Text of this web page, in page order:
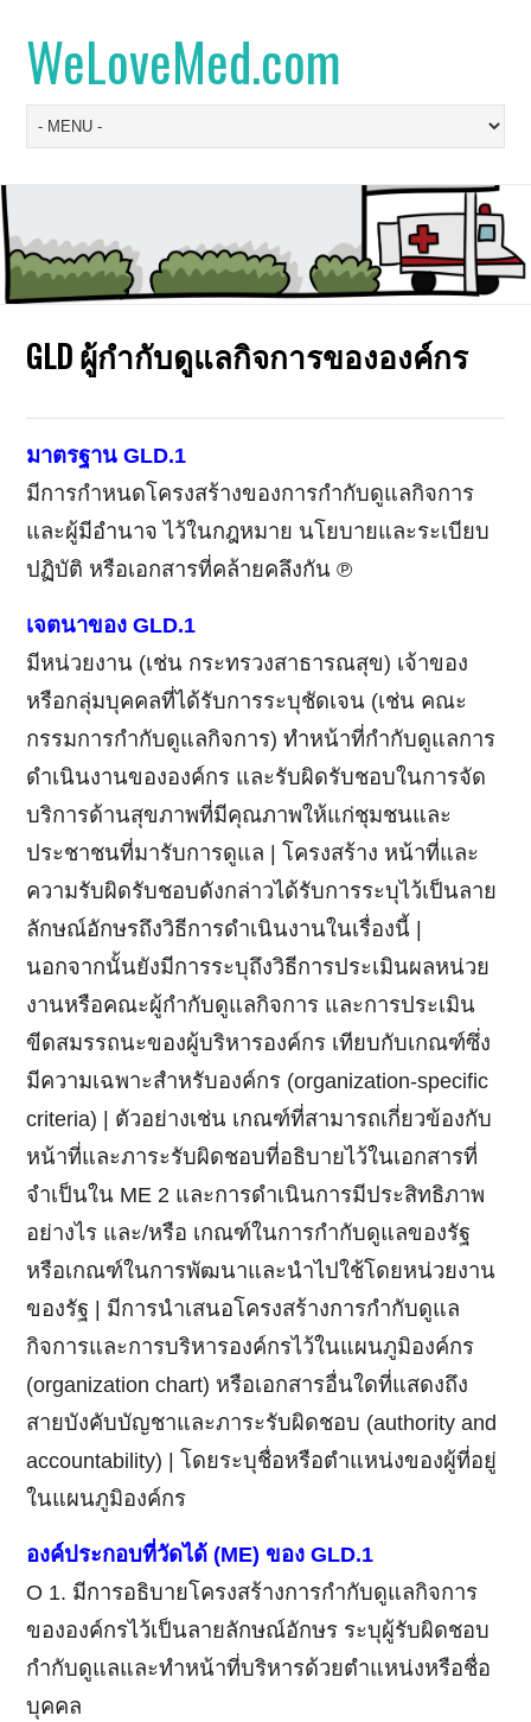
WeLoveMed.com
GLD ผู้กำกับดูแลกิจการขององค์กร
มาตรฐาน GLD.1
มีการกำหนดโครงสร้างของการกำกับดูแลกิจการ
และผู้มีอำนาจ ไว้ในกฎหมาย นโยบายและระเบียบ
ปฏิบัติ หรือเอกสารที่คล้ายคลึงกัน ℗
เจตนาของ GLD.1
มีหน่วยงาน (เช่น กระทรวงสาธารณสุข) เจ้าของ
หรือกลุ่มบุคคลที่ได้รับการระบุชัดเจน (เช่น คณะ
กรรมการกำกับดูแลกิจการ) ทำหน้าที่กำกับดูแลการ
ดำเนินงานขององค์กร และรับผิดรับชอบในการจัด
บริการด้านสุขภาพที่มีคุณภาพให้แก่ชุมชนและ
ประชาชนที่มารับการดูแล | โครงสร้าง หน้าที่และ
ความรับผิดรับชอบดังกล่าวได้รับการระบุไว้เป็นลาย
ลักษณ์อักษรถึงวิธีการดำเนินงานในเรื่องนี้ |
นอกจากนั้นยังมีการระบุถึงวิธีการประเมินผลหน่วย
งานหรือคณะผู้กำกับดูแลกิจการ และการประเมิน
ขีดสมรรถนะของผู้บริหารองค์กร เทียบกับเกณฑ์ซึ่ง
มีความเฉพาะสำหรับองค์กร (organization-specific
criteria) | ตัวอย่างเช่น เกณฑ์ที่สามารถเกี่ยวข้องกับ
หน้าที่และภาระรับผิดชอบที่อธิบายไว้ในเอกสารที่
จำเป็นใน ME 2 และการดำเนินการมีประสิทธิภาพ
อย่างไร และ/หรือ เกณฑ์ในการกำกับดูแลของรัฐ
หรือเกณฑ์ในการพัฒนาและนำไปใช้โดยหน่วยงาน
ของรัฐ | มีการนำเสนอโครงสร้างการกำกับดูแล
กิจการและการบริหารองค์กรไว้ในแผนภูมิองค์กร
(organization chart) หรือเอกสารอื่นใดที่แสดงถึง
สายบังคับบัญชาและภาระรับผิดชอบ (authority and
accountability) | โดยระบุชื่อหรือตำแหน่งของผู้ที่อยู่
ในแผนภูมิองค์กร
องค์ประกอบที่วัดได้ (ME) ของ GLD.1
Ο 1. มีการอธิบายโครงสร้างการกำกับดูแลกิจการ
ขององค์กรไว้เป็นลายลักษณ์อักษร ระบุผู้รับผิดชอบ
กำกับดูแลและทำหน้าที่บริหารด้วยตำแหน่งหรือชื่อ
บุคคล